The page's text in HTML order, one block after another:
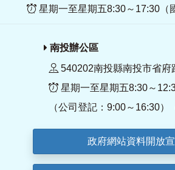
星期一至星期五8:30～17:30（
南投辦公區
540202南投縣南投市省府
星期一至星期五8:30～
（公司登記：9:00～16:30）
政府網站資料開放